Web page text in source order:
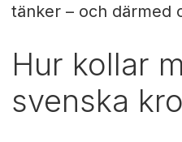
tänker – och därmed
Hur kollar
svenska